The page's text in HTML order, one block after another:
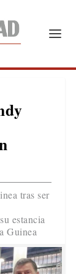
tras ser
estancia
Guinea